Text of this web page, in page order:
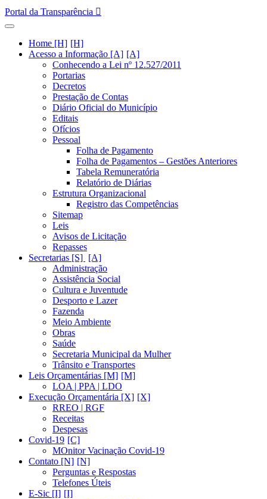
Portal da Transparência
Home [H]
Acesso a Informação [A]
Conhecendo a Lei nº 12.527/2011
Portarias
Decretos
Prestação de Contas
Diário Oficial do Município
Editais
Ofícios
Pessoal
Folha de Pagamento
Folha de Pagamentos – Gestões Anteriores
Tabela Remuneratória
Relatório de Diárias
Estrutura Organizacional
Registro das Competências
Sitemap
Leis
Avisos de Licitação
Repasses
Secretarias [S]
Administração
Assistência Social
Cultura e Juventude
Desporto e Lazer
Fazenda
Meio Ambiente
Obras
Saúde
Secretaria Municipal da Mulher
Trânsito e Transportes
Leis Orçamentárias [M]
LOA | PPA | LDO
Execução Orçamentária [X]
RREO | RGF
Receitas
Despesas
Covid-19
MOnitor Vacinação Covid-19
Contato [N]
Perguntas e Respostas
Telefones Úteis
E-Sic [I]